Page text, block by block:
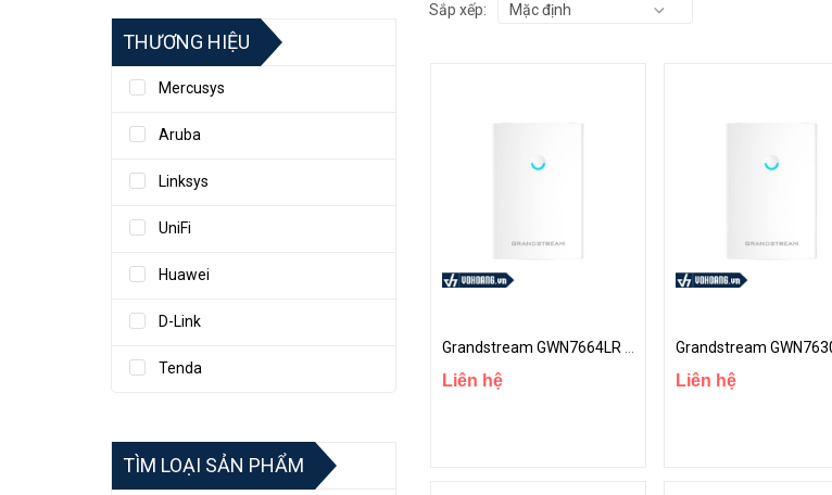
Sắp xếp:
Liên hệ Liên hệ
THƯƠNG HIỆU
Mercusys
Aruba
Linksys
UniFi
Huawei
D-Link
Tenda
Asus
TÌM LOẠI SẢN PHẨM